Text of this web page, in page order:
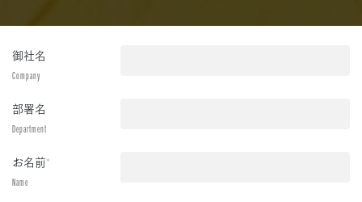
御社名
Company
部署名
Department
お名前*
Name